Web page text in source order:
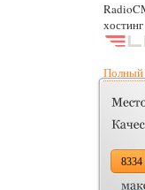
Полный
8334